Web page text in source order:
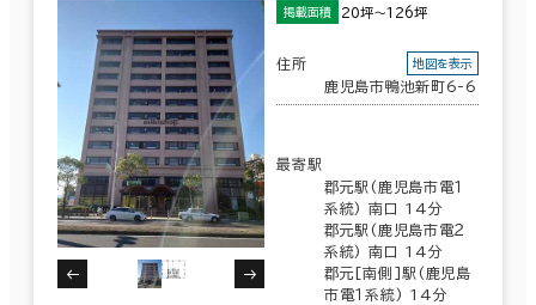
掲載面積 20坪～126坪
住所
鹿児島市鴨池新町6-6
地図を表示
最寄駅
郡元駅(鹿児島市電１
系統) 南口 14分
郡元駅(鹿児島市電２
系統) 南口 14分
郡元[南側]駅(鹿児島
市電１系統) 14分